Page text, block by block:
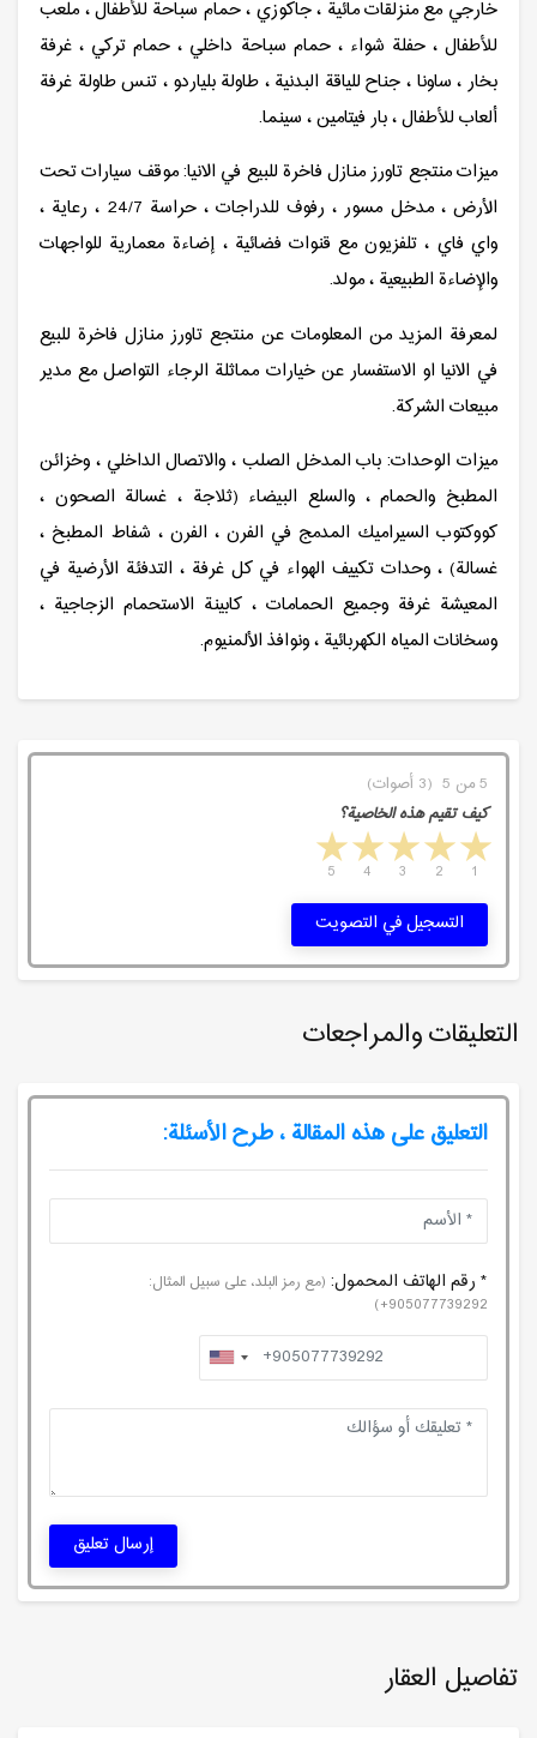
تفاصيل العقار
خارجي مع منزلقات مائية ، جاكوزي ، حمام سباحة للأطفال ، ملعب
للأطفال ، حفلة شواء ، حمام سباحة داخلي ، حمام تركي ، غرفة
بخار ، ساونا ، جناح للياقة البدنية ، طاولة بلياردو ، تنس طاولة غرفة
ألعاب للأطفال ، بار فيتامين ، سينما.
ميزات منتجع تاورز منازل فاخرة للبيع في الانيا: موقف سيارات تحت
الأرض ، مدخل مسور ، رفوف للدراجات ، حراسة 24/7 ، رعاية ،
واي فاي ، تلفزيون مع قنوات فضائية ، إضاءة معمارية للواجهات
والإضاءة الطبيعية ، مولد.
لمعرفة المزيد من المعلومات عن منتجع تاورز منازل فاخرة للبيع
في الانيا او الاستفسار عن خيارات مماثلة الرجاء التواصل مع مدير
مبيعات الشركة.
ميزات الوحدات: باب المدخل الصلب ، والاتصال الداخلي ، وخزائن
المطبخ والحمام ، والسلع البيضاء (ثلاجة ، غسالة الصحون ،
كووكتوب السيراميك المدمج في الفرن ، الفرن ، شفاط المطبخ ،
غسالة) ، وحدات تكييف الهواء في كل غرفة ، التدفئة الأرضية في
المعيشة غرفة وجميع الحمامات ، كابينة الاستحمام الزجاجية ،
وسخانات المياه الكهربائية ، ونوافذ الألمنيوم.
5 من 5 (3 أصوات)
كيف تقيم هذه الخاصية؟
4 stars 3 stars 2 stars 1 star
5 4 3 2 1
التسجيل في التصويت
التعليقات والمراجعات
التعليق على هذه المقالة ، طرح الأسئلة:
* رقم الهاتف المحمول: (مع رمز البلد، على سبيل المثال:
905077739292+)
إرسال تعليق